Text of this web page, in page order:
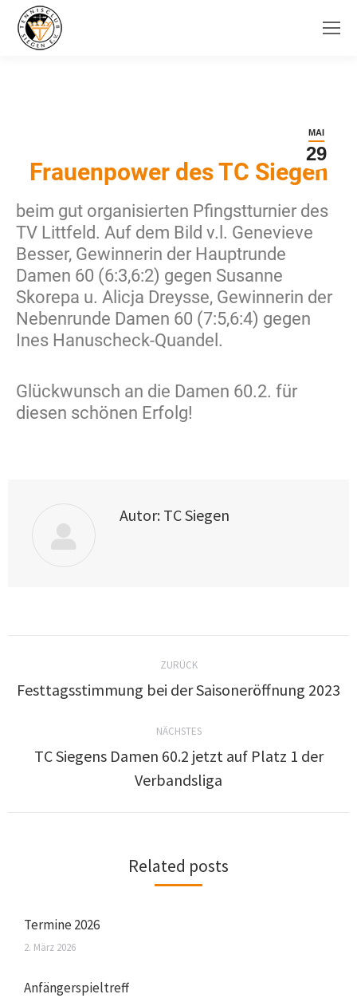
MAI
29
Frauenpower des TC Siegen
beim gut organisierten Pfingstturnier des
TV Littfeld. Auf dem Bild v.l. Genevieve
Besser, Gewinnerin der Hauptrunde
Damen 60 (6:3,6:2) gegen Susanne
Skorepa u. Alicja Dreysse, Gewinnerin der
Nebenrunde Damen 60 (7:5,6:4) gegen
Ines Hanuscheck-Quandel.
Glückwunsch an die Damen 60.2. für
diesen schönen Erfolg!
Autor: TC Siegen
ZURÜCK
Festtagsstimmung bei der Saisoneröffnung 2023
NÄCHSTES
TC Siegens Damen 60.2 jetzt auf Platz 1 der
Verbandsliga
Related posts
Termine 2026
2. März 2026
Anfängerspieltreff